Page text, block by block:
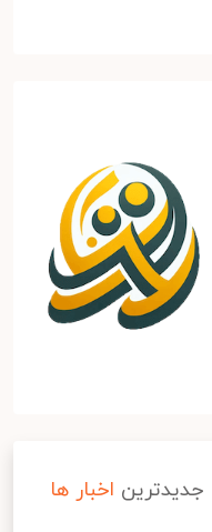
جدیدترین اخبار ها